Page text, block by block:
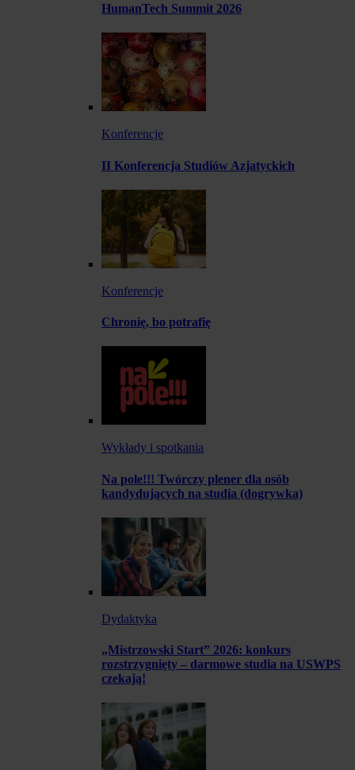
HumanTech Summit 2026
Konferencje
II Konferencja Studiów Azjatyckich
Konferencje
Chronię, bo potrafię
Wykłady i spotkania
Na pole!!! Twórczy plener dla osób
kandydujących na studia (dogrywka)
Dydaktyka
„Mistrzowski Start” 2026: konkurs
rozstrzygnięty – darmowe studia na USWPS
czekają!